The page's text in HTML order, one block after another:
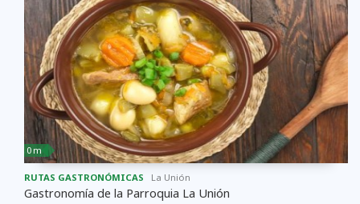
0 m
RUTAS GASTRONÓMICAS La Unión
Gastronomía de la Parroquia La Unión